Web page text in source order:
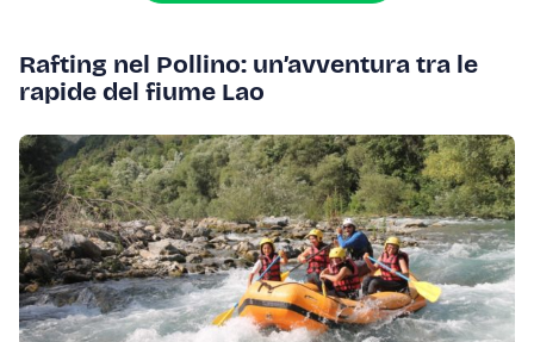
Rafting nel Pollino: un’avventura tra le
rapide del fiume Lao